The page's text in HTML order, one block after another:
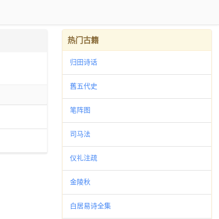
热门古籍
归田诗话
舊五代史
笔阵图
司马法
仪礼注疏
金陵秋
白居易诗全集